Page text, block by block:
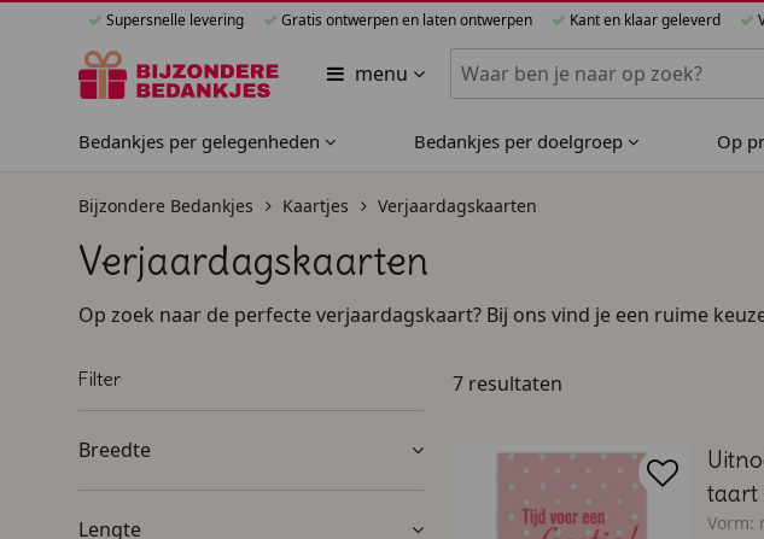
Supersnelle levering Gratis ontwerpen en laten ontwerpen Kant en klaar geleverd
menu Zoeken binnen Bijzondere
Bedankjes per gelegenheden Bedankjes per doelgroep Op
Bijzondere Bedankjes Kaartjes Verjaardagskaarten
Verjaardagskaarten
Op zoek naar de perfecte verjaardagskaart? Bij ons vind je een ruime
zelf ontwerpen vanaf een blanco canvas, of één van onze prachtige, kant-
7 resultaten
taart
Vorm:
Filter
Breedte
Lengte